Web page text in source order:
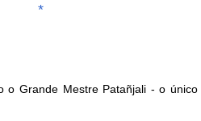
*
Grande Mestre Patañjali - o